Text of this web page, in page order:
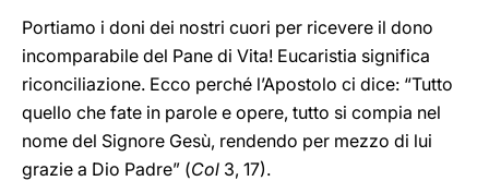
Portiamo i doni dei nostri cuori per ricevere il dono
incomparabile del Pane di Vita! Eucaristia significa
riconciliazione. Ecco perché l’Apostolo ci dice: “Tutto
quello che fate in parole e opere, tutto si compia nel
nome del Signore Gesù, rendendo per mezzo di lui
grazie a Dio Padre” (Col 3, 17).